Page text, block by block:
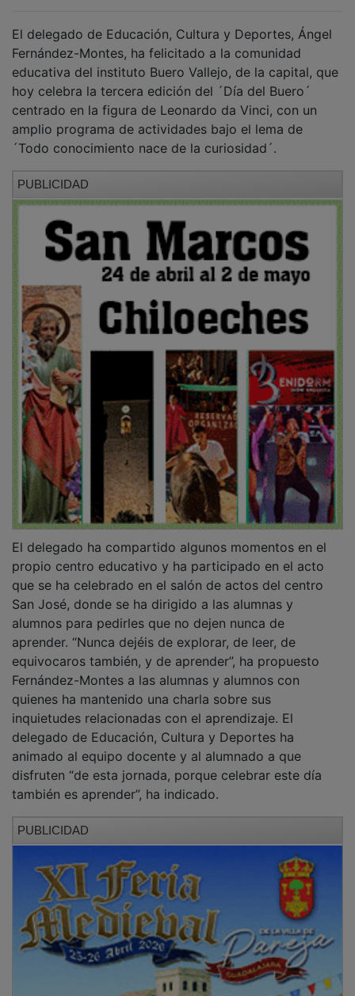
El delegado de Educación, Cultura y Deportes, Ángel
Fernández-Montes, ha felicitado a la comunidad
educativa del instituto Buero Vallejo, de la capital, que
hoy celebra la tercera edición del ´Día del Buero´
centrado en la figura de Leonardo da Vinci, con un
amplio programa de actividades bajo el lema de
´Todo conocimiento nace de la curiosidad´.
propio centro educativo y ha participado en el acto
que se ha celebrado en el salón de actos del centro
San José, donde se ha dirigido a las alumnas y
alumnos para pedirles que no dejen nunca de
aprender. “Nunca dejéis de explorar, de leer, de
equivocaros también, y de aprender”, ha propuesto
Fernández-Montes a las alumnas y alumnos con
quienes ha mantenido una charla sobre sus
inquietudes relacionadas con el aprendizaje. El
delegado de Educación, Cultura y Deportes ha
animado al equipo docente y al alumnado a que
disfruten “de esta jornada, porque celebrar este día
también es aprender”, ha indicado.